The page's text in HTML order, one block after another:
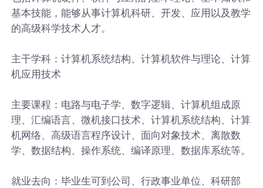
基本技能，能够从事计算机科研、开发、应用以及教学
的高级科学技术人才。
主干学科：计算机系统结构、计算机软件与理论、计算
机应用技术
主要课程：电路与电子学、数字逻辑、计算机组成原
理、汇编语言、微机接口技术、计算机系统结构、计算
机网络、高级语言程序设计、面向对象技术、离散数
学、数据结构、操作系统、编译原理、数据库系统等。
就业去向：毕业生可到公司、行政事业单位、科研部